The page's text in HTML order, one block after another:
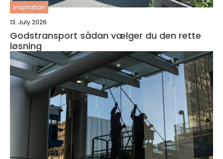
inspiration
13. July 2026
Godstransport sådan vælger du den rette
løsning